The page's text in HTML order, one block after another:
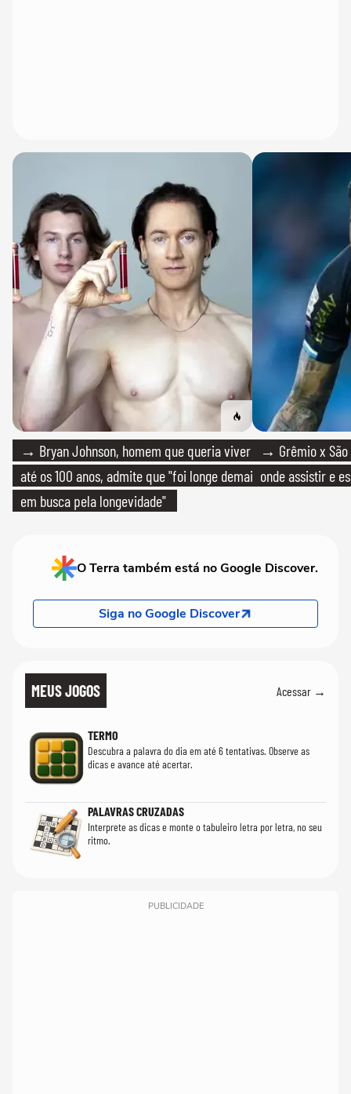
→ Bryan Johnson, homem que queria viver
até os 100 anos, admite que "foi longe demais
em busca pela longevidade"
→ Grêmio x São
onde assistir e
O Terra também está no Google Discover.
Siga no Google Discover
MEUS JOGOS Acessar →
TERMO
Descubra a palavra do dia em até 6 tentativas. Observe as
dicas e avance até acertar.
PALAVRAS CRUZADAS
Interprete as dicas e monte o tabuleiro letra por letra, no seu
ritmo.
PUBLICIDADE